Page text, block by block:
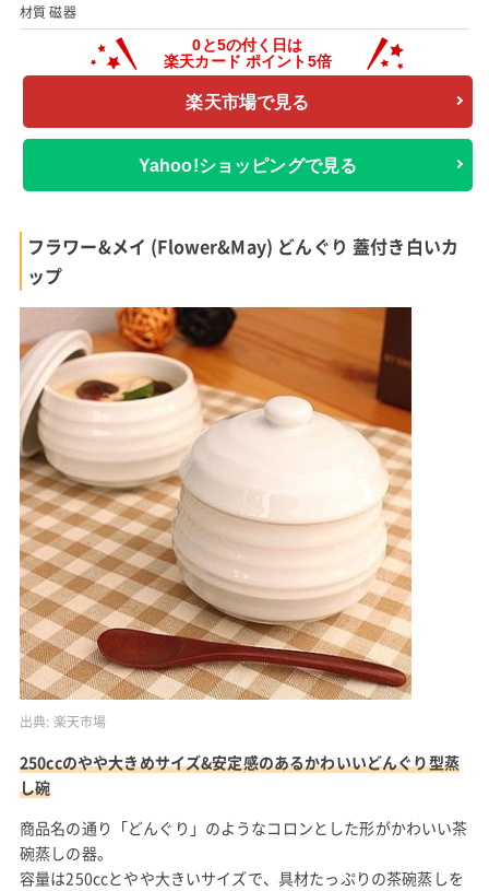
材質 磁器
楽天市場で見る
Yahoo!ショッピングで見る
フラワー&メイ (Flower&May) どんぐり 蓋付き白いカ
ップ
出典: 楽天市場
250ccのやや大きめサイズ&安定感のあるかわいいどんぐり型蒸
し碗
商品名の通り「どんぐり」のようなコロンとした形がかわいい茶
碗蒸しの器。
容量は250ccとやや大きいサイズで、具材たっぷりの茶碗蒸しを